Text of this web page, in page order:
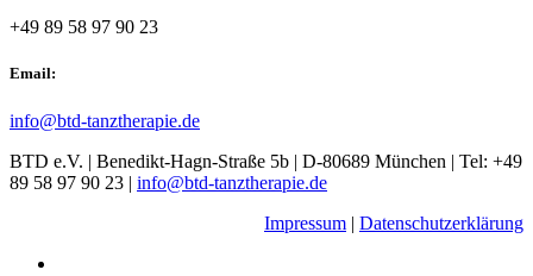
+49 89 58 97 90 23
Email:
info@btd-tanztherapie.de
BTD e.V. | Benedikt-Hagn-Straße 5b | D-80689 München | Tel: +49
89 58 97 90 23 | info@btd-tanztherapie.de
Impressum | Datenschutzerklärung